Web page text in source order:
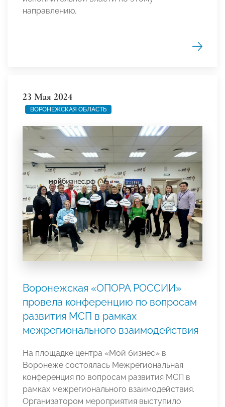
направлению.
23 Мая 2024
ВОРОНЕЖСКАЯ ОБЛАСТЬ
Воронежская «ОПОРА РОССИИ»
провела конференцию по вопросам
развития МСП в рамках
межрегионального взаимодействия
На площадке центра «Мой бизнес» в
Воронеже состоялась Межрегиональная
конференция по вопросам развития МСП в
рамках межрегионального взаимодействия.
Организатором мероприятия выступило